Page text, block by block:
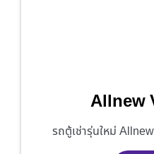
Allnew
รถตู้เช่ารุ่นใหม่